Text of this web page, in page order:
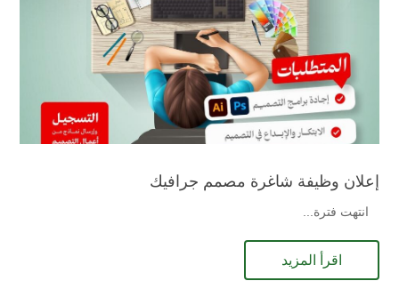
إعلان وظيفة شاغرة مصمم جرافيك
انتهت فترة...
اقرأ المزيد